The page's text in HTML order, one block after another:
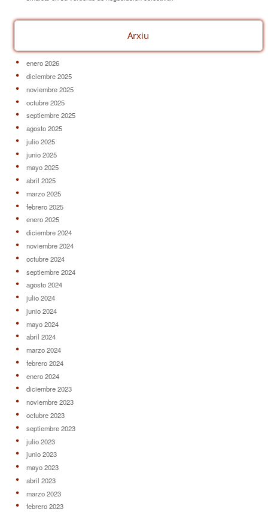
Arxiu
enero 2026
diciembre 2025
noviembre 2025
octubre 2025
septiembre 2025
agosto 2025
julio 2025
junio 2025
mayo 2025
abril 2025
marzo 2025
febrero 2025
enero 2025
diciembre 2024
noviembre 2024
octubre 2024
septiembre 2024
agosto 2024
julio 2024
junio 2024
mayo 2024
abril 2024
marzo 2024
febrero 2024
enero 2024
diciembre 2023
noviembre 2023
octubre 2023
septiembre 2023
julio 2023
junio 2023
mayo 2023
abril 2023
marzo 2023
febrero 2023